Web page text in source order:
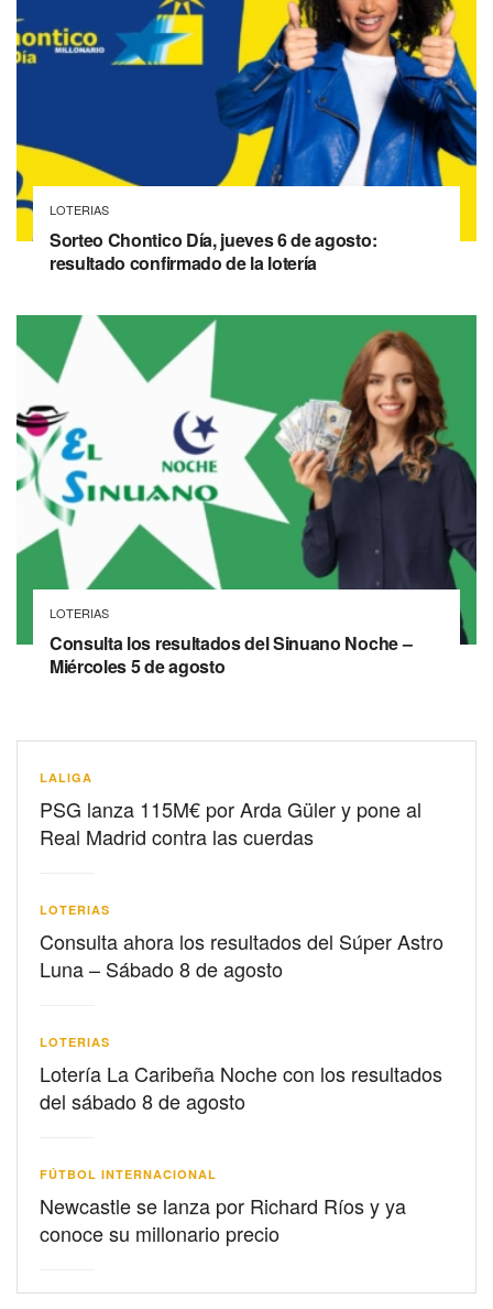
LOTERIAS
Sorteo Chontico Día, jueves 6 de agosto:
resultado confirmado de la lotería
LOTERIAS
Consulta los resultados del Sinuano Noche –
Miércoles 5 de agosto
LALIGA
PSG lanza 115M€ por Arda Güler y pone al
Real Madrid contra las cuerdas
LOTERIAS
Consulta ahora los resultados del Súper Astro
Luna – Sábado 8 de agosto
LOTERIAS
Lotería La Caribeña Noche con los resultados
del sábado 8 de agosto
FÚTBOL INTERNACIONAL
Newcastle se lanza por Richard Ríos y ya
conoce su millonario precio